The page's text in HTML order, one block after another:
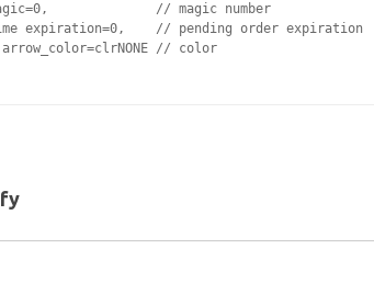
// magic number
expiration=0,    // pending order expiration
// color